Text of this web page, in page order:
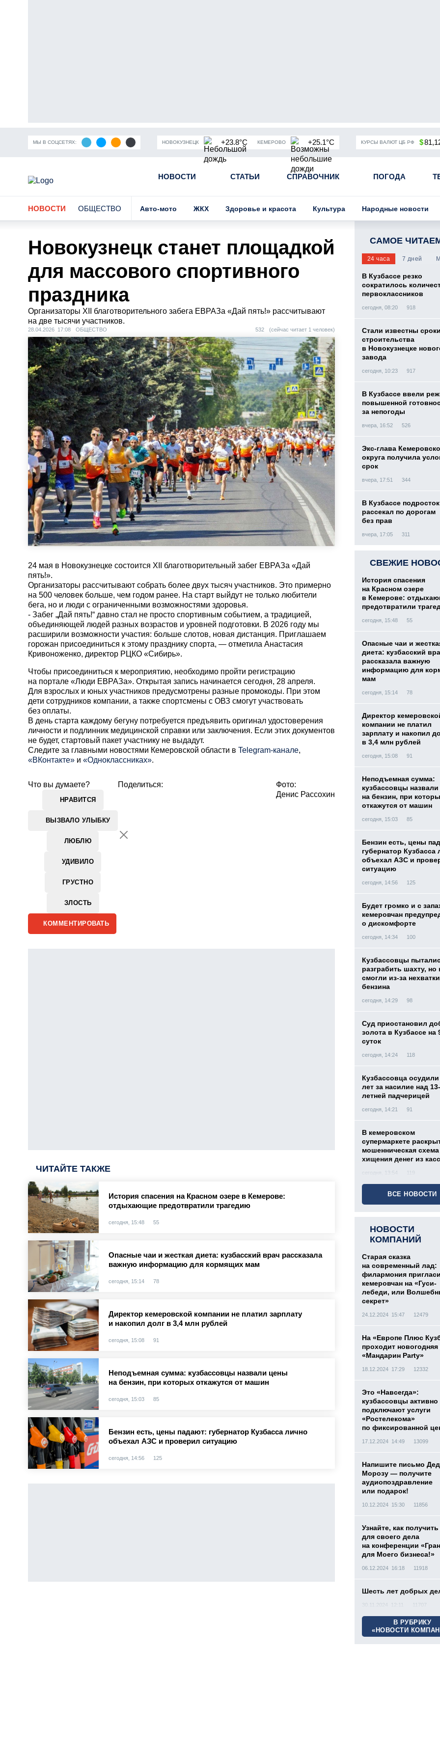
МЫ В СОЦСЕТЯХ: НОВОКУЗНЕЦК +23.8°C КЕМЕРОВО +25.1°C КУРСЫ ВАЛЮТ ЦБ РФ $
НОВОСТИ СТАТЬИ СПРАВОЧНИК ПОГОДА
коронавирусной инфекции Частичная мобилизация в России Угольная промышленность Кузбасса Пандемия
НОВОСТИ ОБЩЕСТВО Авто-мото ЖКХ Здоровье и красота Культура Народные новости
Новокузнецк станет площадкой
для массового спортивного
праздника
Организаторы XII благотворительного забега ЕВРАЗа «Дай пять!» рассчитывают
на две тысячи участников.
28.04.2026 17:08 ОБЩЕСТВО 532 (сейчас читает 1 человек)
24 мая в Новокузнецке состоится XII благотворительный забег ЕВРАЗа «Дай
пять!».
Организаторы рассчитывают собрать более двух тысяч участников. Это примерно
на 500 человек больше, чем годом ранее. На старт выйдут не только любители
бега, но и люди с ограниченными возможностями здоровья.
- Забег „Дай пять!“ давно стал не просто спортивным событием, а традицией,
объединяющей людей разных возрастов и уровней подготовки. В 2026 году мы
расширили возможности участия: больше слотов, новая дистанция. Приглашаем
горожан присоединиться к этому празднику спорта, — отметила Анастасия
Кривоноженко, директор РЦКО «Сибирь».
Чтобы присоединиться к мероприятию, необходимо пройти регистрацию
на портале «Люди ЕВРАЗа». Открытая запись начинается сегодня, 28 апреля.
Для взрослых и юных участников предусмотрены разные промокоды. При этом
дети сотрудников компании, а также спортсмены с ОВЗ смогут участвовать
без оплаты.
В день старта каждому бегуну потребуется предъявить оригинал удостоверения
личности и подлинник медицинской справки или заключения. Если этих документов
не будет, стартовый пакет участнику не выдадут.
Cледите за главными новостями Кемеровской области в Telegram-канале,
«ВКонтакте» и «Одноклассниках».
Что вы думаете?
НРАВИТСЯ
ВЫЗВАЛО УЛЫБКУ
ЛЮБЛЮ
УДИВИЛО
ГРУСТНО
ЗЛОСТЬ
Поделиться:
Фото:
Денис Рассохин
КОММЕНТИРОВАТЬ
ЧИТАЙТЕ ТАКЖЕ
История спасения на Красном озере в Кемерове:
отдыхающие предотвратили трагедию
сегодня, 15:48 55
Опасные чаи и жесткая диета: кузбасский врач рассказала
важную информацию для кормящих мам
сегодня, 15:14 78
Директор кемеровской компании не платил зарплату
и накопил долг в 3,4 млн рублей
сегодня, 15:08 91
Неподъемная сумма: кузбассовцы назвали цены
на бензин, при которых откажутся от машин
сегодня, 15:03 85
Бензин есть, цены падают: губернатор Кузбасса лично
объехал АЗС и проверил ситуацию
сегодня, 14:56 125
САМОЕ
24 часа 7 дней
В Кузбассе резко
сократилось
первоклассников
сегодня, 08:20 918
Стали известны сроки
строительства
в Новокузнецке
завода
сегодня, 10:23 917
В Кузбассе ввели
повышенной
за непогоды
вчера, 16:52 526
Экс-глава
округа получила
срок
вчера, 17:51 344
В Кузбассе подросток
рассекал по дорогам
без прав
вчера, 17:05 311
СВЕЖИЕ
История спасения
на Красном озере
в Кемерове:
предотвратили
сегодня, 15:48 55
Опасные чаи и
диета: кузбасский
рассказала важную
информацию для
мам
сегодня, 15:14 78
Директор
компании не платил
зарплату и накопил
в 3,4 млн рублей
сегодня, 15:08 91
Неподъемная сумма:
кузбассовцы
на бензин, при
откажутся от машин
сегодня, 15:03 85
Бензин есть, цены
губернатор Кузбасса
объехал АЗС и
ситуацию
сегодня, 14:56 125
Будет громко и с
кемеровчан
о дискомфорте
сегодня, 14:34 100
Кузбассовцы
разграбить шахту, но
смогли из-за нехватки
бензина
сегодня, 14:29 98
Суд приостановил
золота в Кузбассе на
суток
сегодня, 14:24 118
Кузбассовца осудили
лет за насилие над 13-
летней падчерицей
сегодня, 14:21 91
В кемеровском
супермаркете
мошенническая схема
хищения денег из
сегодня, 13:54 119
ВСЕ НОВОСТИ
НОВОСТИ
КОМПАНИЙ
Старая сказка
на современный лад:
филармония
кемеровчан на «Гуси-
лебеди, или
секрет»
24.12.2024 15:47 12479
На «Европе Плюс
проходит новогодняя
«Мандарин Party»
18.12.2024 17:29 12332
Это «Навсегда»:
кузбассовцы активно
подключают услуги
«Ростелекома»
по фиксированной
17.12.2024 14:49 13099
Напишите письмо
Морозу — получите
аудиопоздравление
или подарок!
10.12.2024 15:30 11856
Узнайте, как получить
для своего дела
на конференции
для Моего бизнеса!»
06.12.2024 16:18 11918
Шесть лет добрых
30.11.2024 12:11 11707
В РУБРИКУ
«НОВОСТИ